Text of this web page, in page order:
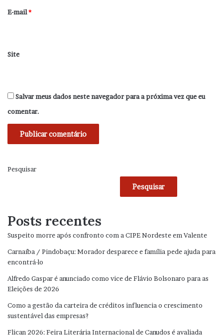
*
E-mail*
Site
Salvar meus dados neste navegador para a próxima vez que eu
comentar.
Pesquisar
Pesquisar
Posts recentes
Suspeito morre após confronto com a CIPE Nordeste em Valente
Carnaíba / Pindobaçu: Morador desparece e família pede ajuda para
encontrá-lo
Alfredo Gaspar é anunciado como vice de Flávio Bolsonaro para as
Eleições de 2026
Como a gestão da carteira de créditos influencia o crescimento
sustentável das empresas?
Flican 2026: Feira Literária Internacional de Canudos é avaliada